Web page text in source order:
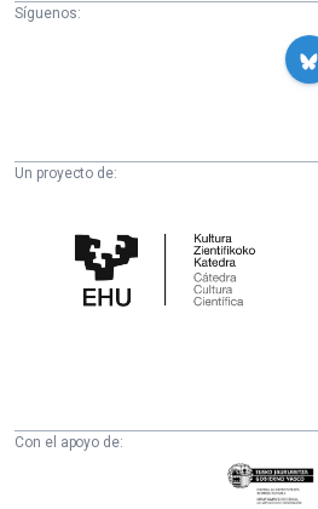
Síguenos:
Un proyecto de:
Cultura
Científica
Con el apoyo de:
Eusko